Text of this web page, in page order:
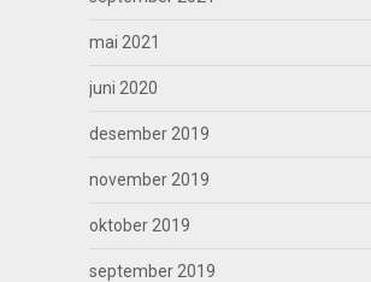
mai 2021
juni 2020
desember 2019
november 2019
oktober 2019
september 2019